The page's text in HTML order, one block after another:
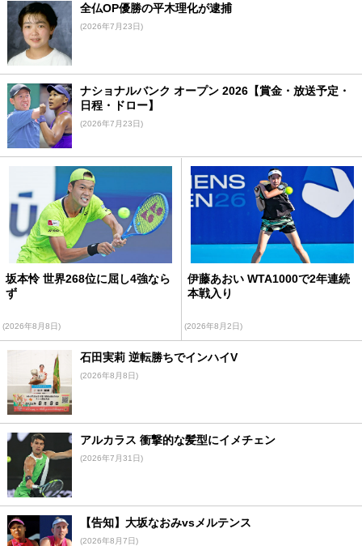
全仏OP優勝の平木理化が逮捕
(2026年7月23日)
ナショナルバンク オープン 2026【賞金・放送予定・
日程・ドロー】
(2026年7月23日)
坂本怜 世界268位に屈し4強なら
ず
(2026年8月8日)
伊藤あおい WTA1000で2年連続
本戦入り
(2026年8月2日)
石田実莉 逆転勝ちでインハイV
(2026年8月8日)
アルカラス 衝撃的な髪型にイメチェン
(2026年7月31日)
【告知】大坂なおみvsメルテンス
(2026年8月7日)